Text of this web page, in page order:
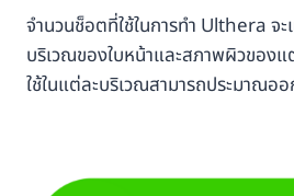
จำนวนช็อตที่ใช้ในการทำ Ulthera จ
บริเวณของใบหน้าและสภาพผิวของ
ใช้ในแต่ละบริเวณสามารถประมาณอ